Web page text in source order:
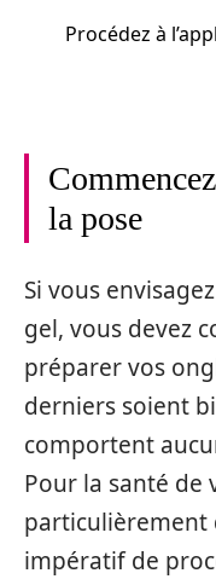
Procédez à
la pose
Si vous
gel, vous devez
préparer vos
derniers soient
comportent
Pour la santé de
particulièrement
impératif de